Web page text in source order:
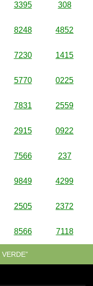
3395 308
8248 4852
7230 1415
5770 0225
7831 2559
2915 0922
7566 237
9849 4299
2505 2372
8566 7118